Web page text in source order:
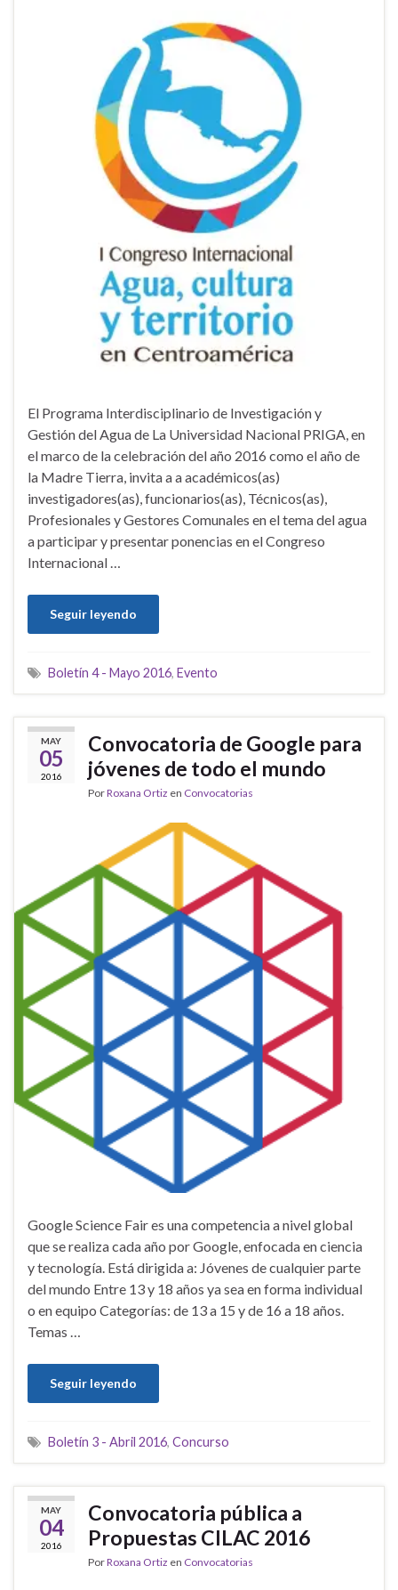
El Programa Interdisciplinario de Investigación y
Gestión del Agua de La Universidad Nacional PRIGA, en
el marco de la celebración del año 2016 como el año de
la Madre Tierra, invita a a académicos(as)
investigadores(as), funcionarios(as), Técnicos(as),
Profesionales y Gestores Comunales en el tema del agua
a participar y presentar ponencias en el Congreso
Internacional …
Seguir leyendo
Boletín 4 - Mayo 2016, Evento
MAY
05
2016
Convocatoria de Google para
jóvenes de todo el mundo
PorRoxana Ortiz en Convocatorias
Google Science Fair es una competencia a nivel global
que se realiza cada año por Google, enfocada en ciencia
y tecnología. Está dirigida a: Jóvenes de cualquier parte
del mundo Entre 13 y 18 años ya sea en forma individual
o en equipo Categorías: de 13 a 15 y de 16 a 18 años.
Temas …
Seguir leyendo
Boletín 3 - Abril 2016, Concurso
MAY
04
2016
Convocatoria pública a
Propuestas CILAC 2016
PorRoxana Ortiz en Convocatorias